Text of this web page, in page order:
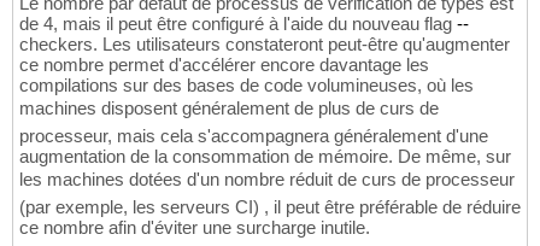
de 4, mais il peut être configuré à l'aide du nouveau flag --
checkers. Les utilisateurs constateront peut-être qu'augmenter
ce nombre permet d'accélérer encore davantage les
compilations sur des bases de code volumineuses, où les
machines disposent généralement de plus de curs de
processeur, mais cela s'accompagnera généralement d'une
augmentation de la consommation de mémoire. De même, sur
les machines dotées d'un nombre réduit de curs de processeur
(par exemple, les serveurs CI) , il peut être préférable de réduire
ce nombre afin d'éviter une surcharge inutile.